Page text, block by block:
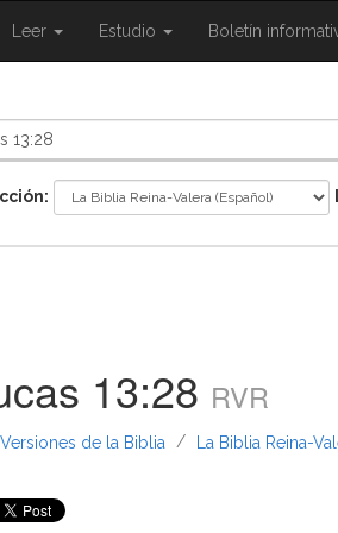
Leer
{{
Estudio
{{
Boletín
13:28 RVR
Versiones de la Biblia / La Biblia Reina-